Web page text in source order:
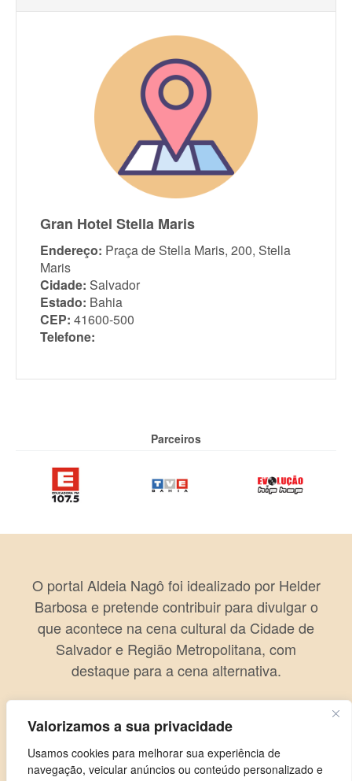
Valorizamos a sua privacidade
Usamos cookies para melhorar sua experiência de
navegação, veicular anúncios ou conteúdo personalizado e
Gran Hotel Stella Maris
Endereço: Praça de Stella Maris, 200, Stella
Maris
Cidade: Salvador
Estado: Bahia
CEP: 41600-500
Telefone:
Parceiros
O portal Aldeia Nagô foi idealizado por Helder
Barbosa e pretende contribuir para divulgar o
que acontece na cena cultural da Cidade de
Salvador e Região Metropolitana, com
destaque para a cena alternativa.